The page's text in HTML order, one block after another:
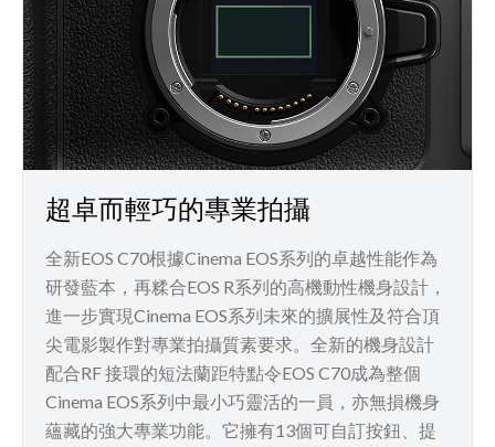
超卓而輕巧的專業拍攝
全新EOS C70根據Cinema EOS系列的卓越性能作為
研發藍本，再糅合EOS R系列的高機動性機身設計，
進一步實現Cinema EOS系列未來的擴展性及符合頂
尖電影製作對專業拍攝質素要求。全新的機身設計
配合RF 接環的短法蘭距特點令EOS C70成為整個
Cinema EOS系列中最小巧靈活的一員，亦無損機身
蘊藏的強大專業功能。它擁有13個可自訂按鈕、提